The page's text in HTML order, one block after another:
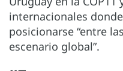
internacionales
posicionarse “entre
escenario global”.